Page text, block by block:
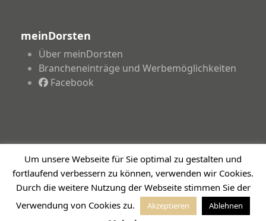
meinDorsten
Über meinDorsten
Brancheneinträge und Werbemöglichkeiten
Facebook
Copyright 2026 - meinDorsten.de - Informationen für
unsere Region
ImpressumDatenschutzerklärungHaftungsausschluss
Um unsere Webseite für Sie optimal zu gestalten und
fortlaufend verbessern zu können, verwenden wir Cookies.
Durch die weitere Nutzung der Webseite stimmen Sie der
Verwendung von Cookies zu.
Akzeptieren Ablehnen